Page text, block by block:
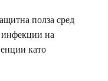
полза сред
инфекции на
като